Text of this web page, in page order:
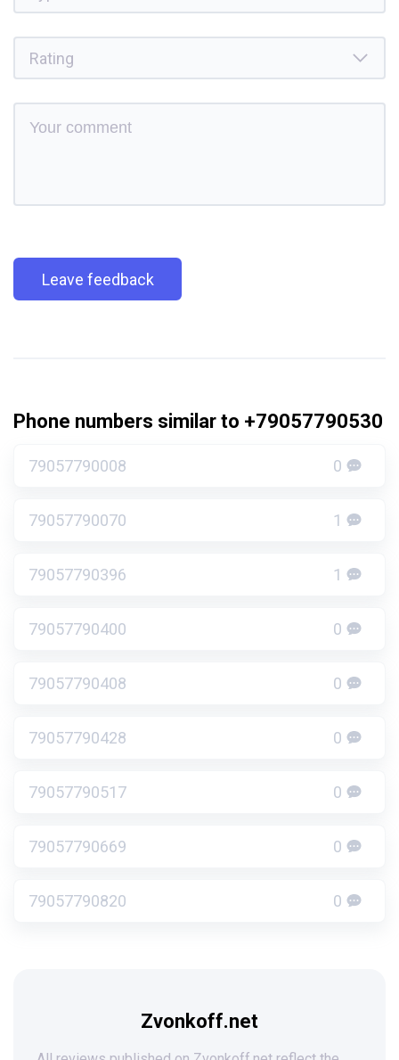
Leave feedback
Phone numbers similar to +79057790530
79057790008 0
79057790070 1
79057790396 1
79057790400 0
79057790408 0
79057790428 0
79057790517 0
79057790669 0
79057790820 0
Zvonkoff.net